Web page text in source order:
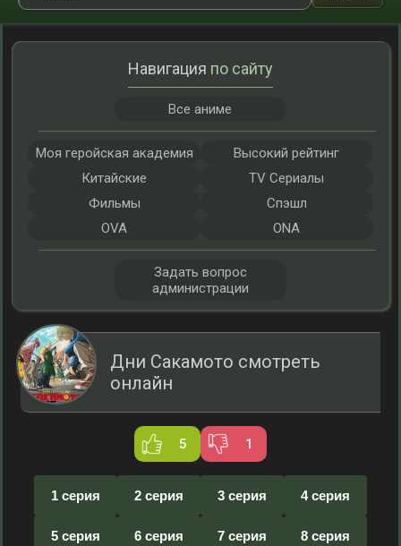
Дни Сакамото смотреть
онлайн
5 1
1 серия 2 серия 3 серия 4 серия
5 серия 6 серия 7 серия 8 серия
Навигация по сайту
Все аниме
Моя геройская академия
Высокий рейтинг
Китайские
TV Сериалы
Фильмы
Спэшл
OVA
ONA
Задать вопрос
администрации